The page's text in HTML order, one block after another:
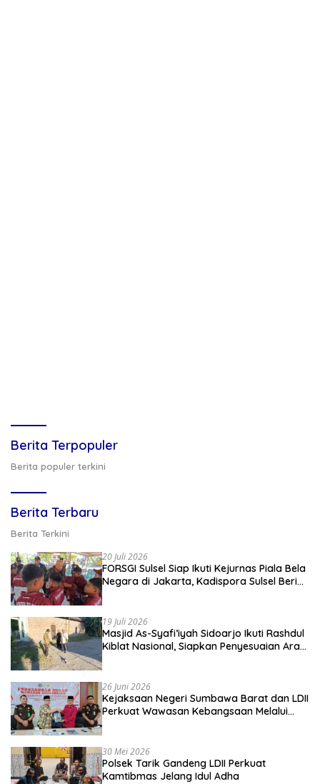
Berita Terpopuler
Berita populer terkini
Berita Terbaru
Berita Terkini
20 Juli 2026
FORSGI Sulsel Siap Ikuti Kejurnas Piala Bela
Negara di Jakarta, Kadispora Sulsel Beri
19 Juli 2026
Masjid As-Syafi’iyah Sidoarjo Ikuti Rashdul
Kiblat Nasional, Siapkan Penyesuaian Arah
26 Juni 2026
Kejaksaan Negeri Sumbawa Barat dan LDII
Perkuat Wawasan Kebangsaan Melalui
30 Mei 2026
Polsek Tarik Gandeng LDII Perkuat
Kamtibmas Jelang Idul Adha